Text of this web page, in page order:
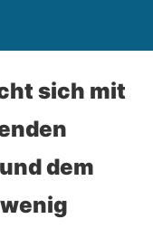
sich mit
dem